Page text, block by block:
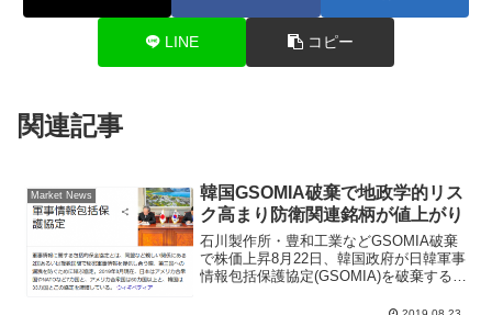
LINE コピー
関連記事
Market News
韓国GSOMIA破棄で地政学的リス
ク高まり防衛関連銘柄が値上がり
石川製作所・豊和工業などGSOMIA破棄
で株価上昇8月22日、韓国政府が日韓軍事
情報包括保護協定(GSOMIA)を破棄すると
係者からは失望の念のコメントが出され